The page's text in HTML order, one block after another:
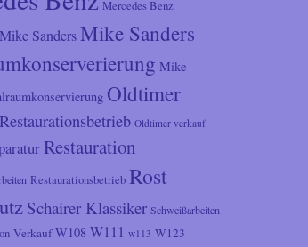
Mercedes Benz
Mike SandersMike Sanders
Mike
Oldtimer
Oldtimer verkauf
Restauration
Restaurationsbetrieb Rost
Schairer Klassiker Schweißarbeiten
Verkauf W108 W111 w113 W123